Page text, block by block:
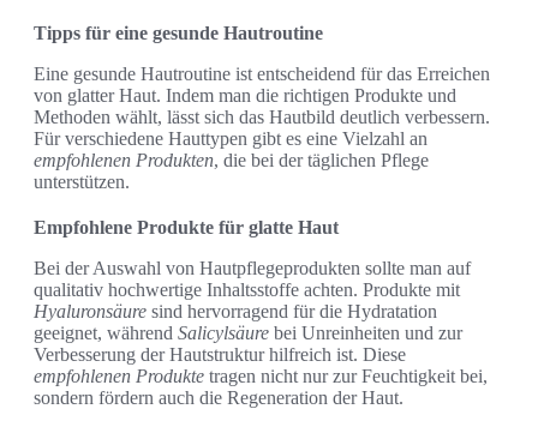
Tipps für eine gesunde Hautroutine
Eine gesunde Hautroutine ist entscheidend für das Erreichen
von glatter Haut. Indem man die richtigen Produkte und
Methoden wählt, lässt sich das Hautbild deutlich verbessern.
Für verschiedene Hauttypen gibt es eine Vielzahl an
empfohlenen Produkten, die bei der täglichen Pflege
unterstützen.
Empfohlene Produkte für glatte Haut
Bei der Auswahl von Hautpflegeprodukten sollte man auf
qualitativ hochwertige Inhaltsstoffe achten. Produkte mit
Hyaluronsäure sind hervorragend für die Hydratation
geeignet, während Salicylsäure bei Unreinheiten und zur
Verbesserung der Hautstruktur hilfreich ist. Diese
empfohlenen Produkte tragen nicht nur zur Feuchtigkeit bei,
sondern fördern auch die Regeneration der Haut.